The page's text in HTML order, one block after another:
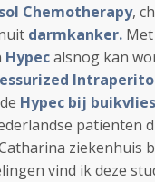
Chemotherapy,
darmkanker.
Hypecalsnog kan
Hypec bij
patienten
ziekenhuis
vind ik deze